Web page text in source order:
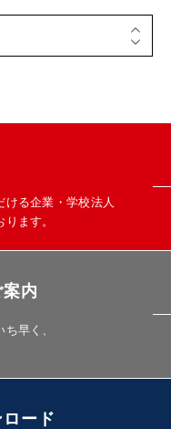
る企業・学校法人
ます。
内
早く、
ード